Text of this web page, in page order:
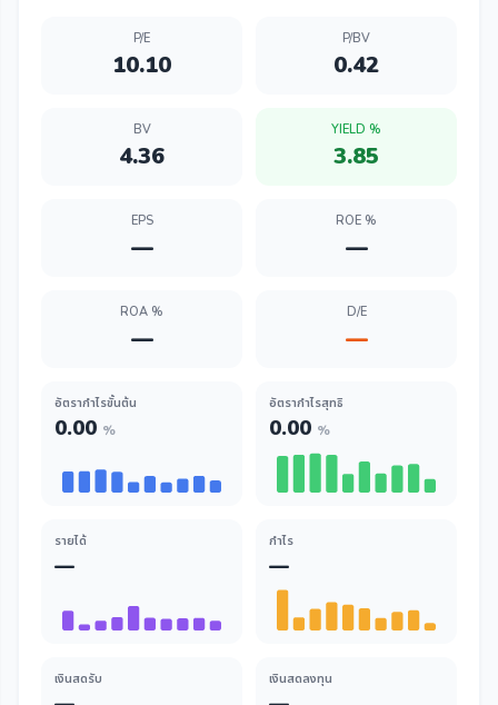
P/E
10.10
P/BV
0.42
BV
4.36
YIELD %
3.85
EPS
—
ROE %
—
ROA %
—
D/E
—
อัตรากำไรขั้นต้น
0.00 %
อัตรากำไรสุทธิ
0.00 %
รายได้
—
กำไร
—
เงินสดรับ เงินสดลงทุน